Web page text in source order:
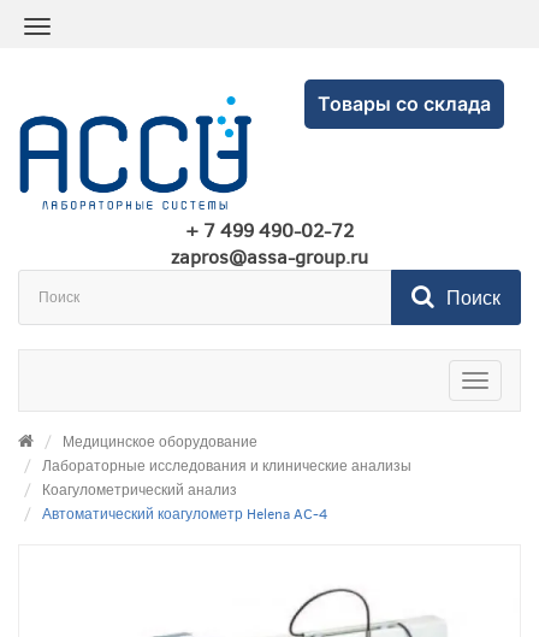
Товары со склада
+ 7 499 490-02-72
zapros@assa-group.ru
Поиск
Toggle
Медицинское оборудование
Лабораторные исследования и клинические анализы
Коагулометрический анализ
Автоматический коагулометр Helena AC-4